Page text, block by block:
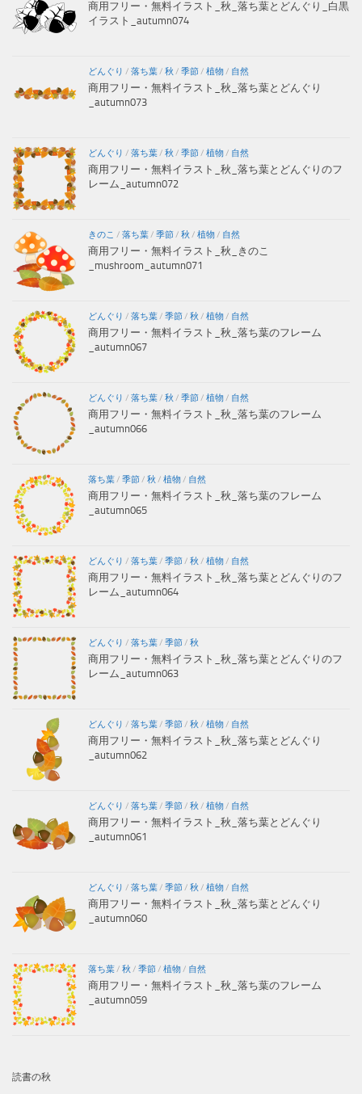
商用フリー・無料イラスト_秋_落ち葉とどんぐり_白黒
イラスト_autumn074
どんぐり / 落ち葉/ 秋 / 季節/ 植物/ 自然
商用フリー・無料イラスト_秋_落ち葉とどんぐり
_autumn073
どんぐり / 落ち葉/ 秋 / 季節/ 植物/ 自然
商用フリー・無料イラスト_秋_落ち葉とどんぐりのフ
レーム_autumn072
きのこ / 落ち葉/ 季節/ 秋 / 植物/ 自然
商用フリー・無料イラスト_秋_きのこ
_mushroom_autumn071
どんぐり / 落ち葉/ 季節/ 秋 / 植物/ 自然
商用フリー・無料イラスト_秋_落ち葉のフレーム
_autumn067
どんぐり / 落ち葉/ 秋 / 季節/ 植物/ 自然
商用フリー・無料イラスト_秋_落ち葉のフレーム
_autumn066
落ち葉/ 季節/ 秋 / 植物/ 自然
商用フリー・無料イラスト_秋_落ち葉のフレーム
_autumn065
どんぐり / 落ち葉/ 季節/ 秋 / 植物/ 自然
商用フリー・無料イラスト_秋_落ち葉とどんぐりのフ
レーム_autumn064
どんぐり / 落ち葉/ 季節/ 秋
商用フリー・無料イラスト_秋_落ち葉とどんぐりのフ
レーム_autumn063
どんぐり / 落ち葉/ 季節/ 秋 / 植物/ 自然
商用フリー・無料イラスト_秋_落ち葉とどんぐり
_autumn062
どんぐり / 落ち葉/ 季節/ 秋 / 植物/ 自然
商用フリー・無料イラスト_秋_落ち葉とどんぐり
_autumn061
どんぐり / 落ち葉/ 季節/ 秋 / 植物/ 自然
商用フリー・無料イラスト_秋_落ち葉とどんぐり
_autumn060
落ち葉/ 秋 / 季節/ 植物/ 自然
商用フリー・無料イラスト_秋_落ち葉のフレーム
_autumn059
読書の秋